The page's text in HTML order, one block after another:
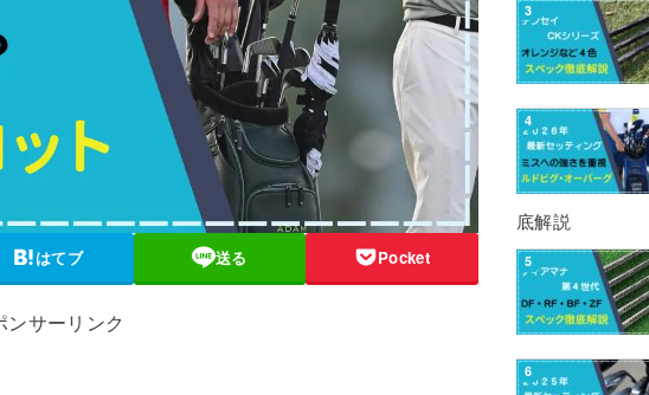
はてブ 送る Pocket
ンサーリンク
底解説